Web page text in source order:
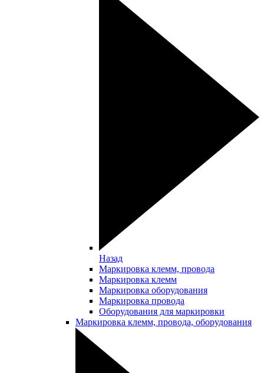
Назад
Маркировка клемм, провода
Маркировка клемм
Маркировка оборудования
Маркировка провода
Оборудования для маркировки
Маркировка клемм, провода, оборудования